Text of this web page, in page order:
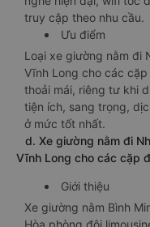
truy cập theo nhu cầu.
Ưu điểm
Loại xe giường nằm đi
Vĩnh Long cho các
thoải mái, riêng tư khi
tiện ích, sang trọng,
ở mức tốt nhất.
d. Xe giường nằm đi
Vĩnh Long cho các cặp
Giới thiệu
Xe giường nằm Bình
Hòa phòng đôi